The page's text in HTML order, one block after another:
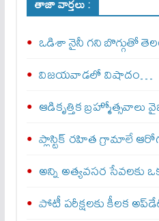
ఒడిశా నైనీ గని బొగ్గుతో
విజయవాడలో విషాదం…
ఆడికృత్తిక బ్రహ్మోత్సవాలు
ప్లాస్టిక్ రహిత గ్రామాలే
అన్ని అత్యవసర సేవలకు
పోటీ పరీక్షలకు కీలక